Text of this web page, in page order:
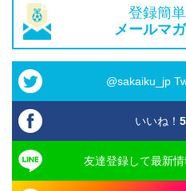
登録簡
メールマ
@sakaiku_jp
いいね！
友達登録して最新情